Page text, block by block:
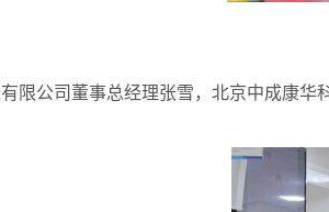
公司董事总经理张雪，北京中成康华